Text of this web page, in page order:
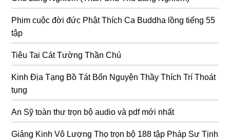
Phim cuộc đời đức Phật Thích Ca Buddha lồng tiếng 55
tập
Tiêu Tai Cát Tường Thần Chú
Kinh Địa Tạng Bồ Tát Bổn Nguyện Thầy Thích Trí Thoát
tụng
An Sỹ toàn thư trọn bộ audio và pdf mới nhất
Giảng Kinh Vô Lượng Thọ trọn bộ 188 tập Pháp Sư Tịnh